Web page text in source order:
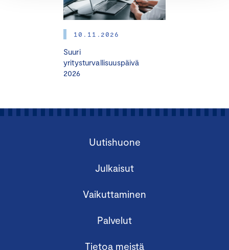
10.11.2026
Suuri
yritysturvallisuuspäivä
2026
Uutishuone
Julkaisut
Vaikuttaminen
Palvelut
Tietoa meistä